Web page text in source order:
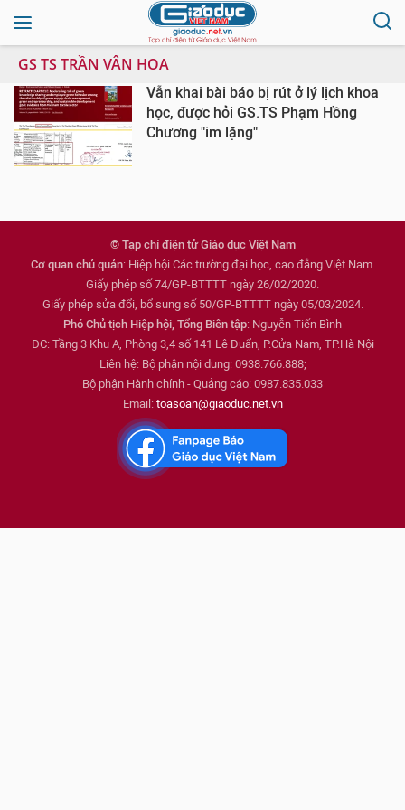
GS TS TRẦN VÂN HOA
Vẫn khai bài báo bị rút ở lý lịch khoa
học, được hỏi GS.TS Phạm Hồng
Chương "im lặng"
© Tạp chí điện tử Giáo dục Việt Nam
Cơ quan chủ quản: Hiệp hội Các trường đại học, cao đẳng Việt Nam.
Giấy phép số 74/GP-BTTTT ngày 26/02/2020.
Giấy phép sửa đổi, bổ sung số 50/GP-BTTTT ngày 05/03/2024.
Phó Chủ tịch Hiệp hội, Tổng Biên tập: Nguyễn Tiến Bình
ĐC: Tầng 3 Khu A, Phòng 3,4 số 141 Lê Duẩn, P.Cửa Nam, TP.Hà Nội
Liên hệ: Bộ phận nội dung: 0938.766.888;
Bộ phận Hành chính - Quảng cáo: 0987.835.033
Email: toasoan@giaoduc.net.vn